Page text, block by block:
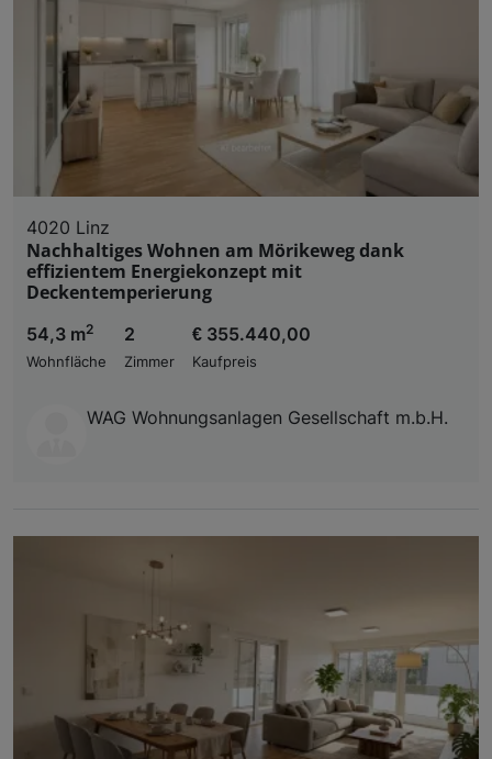
4020 Linz
Nachhaltiges Wohnen am Mörikeweg dank
effizientem Energiekonzept mit
Deckentemperierung
54,3 m2
Wohnfläche
2
Zimmer
€ 355.440,00
Kaufpreis
WAG Wohnungsanlagen Gesellschaft m.b.H.
Liste der Partner (Lieferanten)